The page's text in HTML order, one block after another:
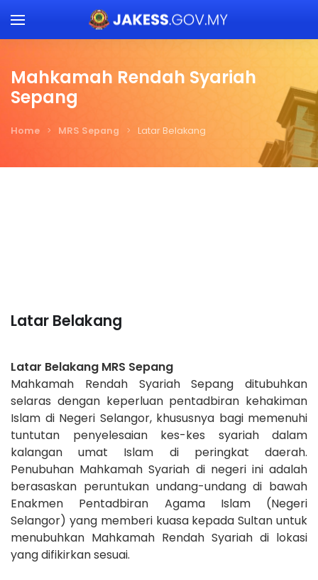
Skip to main content
Mahkamah Rendah Syariah
Sepang
Home MRS Sepang Latar Belakang
Latar Belakang
Latar Belakang MRS Sepang
Mahkamah Rendah Syariah Sepang ditubuhkan
selaras dengan keperluan pentadbiran kehakiman
Islam di Negeri Selangor, khususnya bagi memenuhi
tuntutan penyelesaian kes-kes syariah dalam
kalangan umat Islam di peringkat daerah.
Penubuhan Mahkamah Syariah di negeri ini adalah
berasaskan peruntukan undang-undang di bawah
Enakmen Pentadbiran Agama Islam (Negeri
Selangor) yang memberi kuasa kepada Sultan untuk
menubuhkan Mahkamah Rendah Syariah di lokasi
yang difikirkan sesuai.